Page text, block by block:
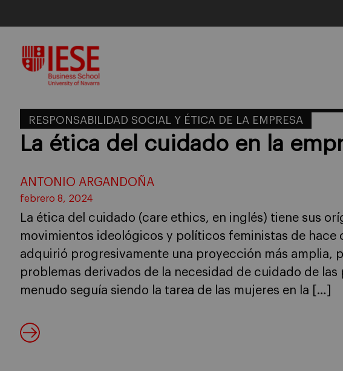
content
RESPONSABILIDAD SOCIAL Y ÉTICA DE LA EMPRESA
La ética del cuidado en la
ANTONIO ARGANDOÑA
febrero 8, 2024
La ética del cuidado (care ethics, en inglés) tiene sus
movimientos ideológicos y políticos feministas de hace
adquirió progresivamente una proyección más amplia,
problemas derivados de la necesidad de cuidado de las
menudo seguía siendo la tarea de las mujeres en la […]